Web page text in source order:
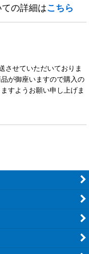
の詳細はこちら
させていただいておりま
が御座いますので購入の
すようお願い申し上げま